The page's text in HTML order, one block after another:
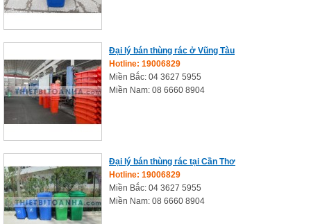
Đại lý bán thùng rác ở Vũng Tàu
Hotline: 19006829
Miền Bắc: 04 3627 5955
Miền Nam: 08 6660 8904
Đại lý bán thùng rác tại Cần Thơ
Hotline: 19006829
Miền Bắc: 04 3627 5955
Miền Nam: 08 6660 8904